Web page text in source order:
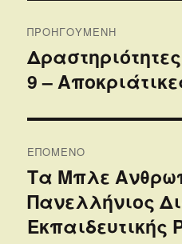
άρθρων
ΠΡΟΗΓΟΎΜΕΝΗ
Προηγούμενο
άρθρο:
9 –
ΕΠΌΜΕΝΟ
Επόμενο
άρθρο:
Τα Μπλε
Πανελλήνιος
Εκπαιδευτικής